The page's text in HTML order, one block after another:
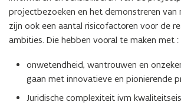
projectbezoeken en het demonstreren van
zijn ook een aantal risicofactoren voor de
ambities. Die hebben vooral te maken met :
onwetendheid, wantrouwen en
gaan met innovatieve en pionierende
Juridische complexiteit ivm